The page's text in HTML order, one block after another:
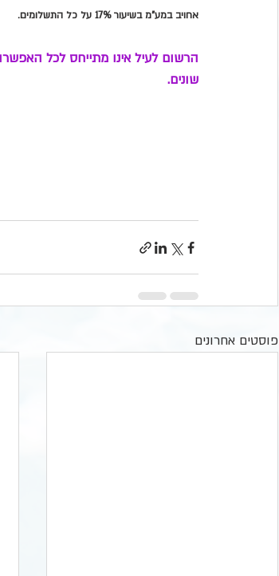
אחויב במע"מ בשיעור 17% על כל התשלומים.
הרשום לעיל אינו מתייחס לכל
שונים.
פוסטים אחרונים